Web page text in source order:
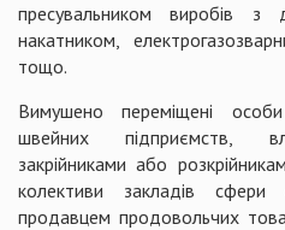
пресувальником виробів з
накатником,
тощо.
Вимушено переміщені
швейних підприємств,
закрійниками або
колективи закладів сфери
продавцем продовольчих